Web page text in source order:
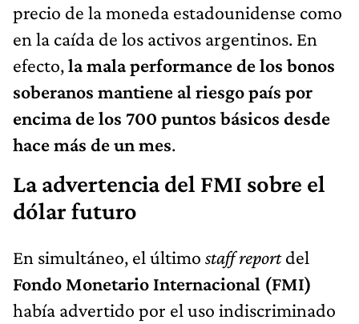
precio de la moneda estadounidense como
en la caída de los activos argentinos. En
efecto,la mala performance de los bonos
soberanos mantiene al riesgo país por
encima de los 700 puntos básicos desde
hace más de un mes.
La advertencia del FMI sobre el
dólar futuro
En simultáneo, el último staff reportdel
Fondo Monetario Internacional (FMI)
había advertido por el uso indiscriminado